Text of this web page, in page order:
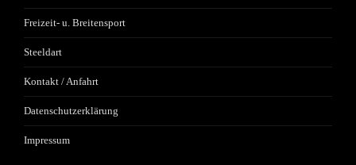
Freizeit- u. Breitensport
Steeldart
Kontakt / Anfahrt
Datenschutzerklärung
Impressum